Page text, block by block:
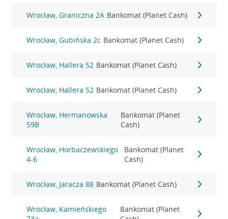
Wrocław, Graniczna 2A Bankomat (Planet Cash)
Wrocław, Gubińska 2c Bankomat (Planet Cash)
Wrocław, Hallera 52 Bankomat (Planet Cash)
Wrocław, Hallera 52 Bankomat (Planet Cash)
Wrocław, Hermanowska
59B
Bankomat (Planet
Cash)
Wrocław, Horbaczewskiego
4-6
Bankomat (Planet
Cash)
Wrocław, Jaracza 88 Bankomat (Planet Cash)
Wrocław, Kamieńskiego
Bankomat (Planet